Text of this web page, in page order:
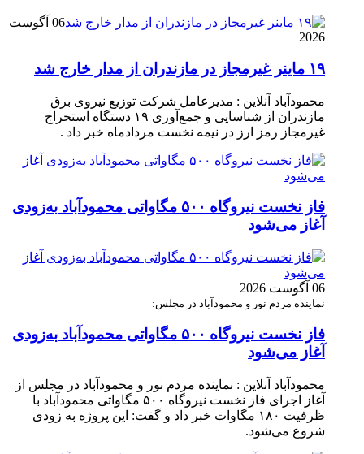
06 آگوست
2026
۱۹ ماینر غیرمجاز در مازندران از مدار خارج شد
محمودآباد آنلاین : مدیرعامل شرکت توزیع نیروی برق
مازندران از شناسایی و جمع‌آوری ۱۹ دستگاه استخراج
غیرمجاز رمز ارز در نیمه نخست مردادماه خبر داد .
فاز نخست نیروگاه ۵۰۰ مگاواتی محمودآباد به‌زودی
آغاز می‌شود
06 آگوست 2026
نماینده مردم نور و محمودآباد در مجلس:
فاز نخست نیروگاه ۵۰۰ مگاواتی محمودآباد به‌زودی
آغاز می‌شود
محمودآباد آنلاین : نماینده مردم نور و محمودآباد در مجلس از
آغاز اجرای فاز نخست نیروگاه ۵۰۰ مگاواتی محمودآباد با
ظرفیت ۱۸۰ مگاوات خبر داد و گفت: این پروژه به زودی
شروع می‌شود.